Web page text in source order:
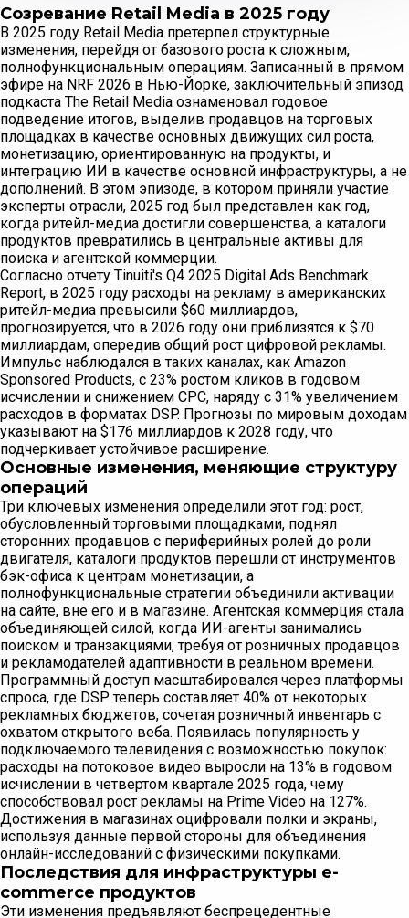
Созревание Retail Media в 2025 году
В 2025 году Retail Media претерпел структурные
изменения, перейдя от базового роста к сложным,
полнофункциональным операциям. Записанный в прямом
эфире на NRF 2026 в Нью-Йорке, заключительный эпизод
подкаста The Retail Media ознаменовал годовое
подведение итогов, выделив продавцов на торговых
площадках в качестве основных движущих сил роста,
монетизацию, ориентированную на продукты, и
интеграцию ИИ в качестве основной инфраструктуры, а не
дополнений. В этом эпизоде, в котором приняли участие
эксперты отрасли, 2025 год был представлен как год,
когда ритейл-медиа достигли совершенства, а каталоги
продуктов превратились в центральные активы для
поиска и агентской коммерции.
Согласно отчету Tinuiti's Q4 2025 Digital Ads Benchmark
Report, в 2025 году расходы на рекламу в американских
ритейл-медиа превысили $60 миллиардов,
прогнозируется, что в 2026 году они приблизятся к $70
миллиардам, опередив общий рост цифровой рекламы.
Импульс наблюдался в таких каналах, как Amazon
Sponsored Products, с 23% ростом кликов в годовом
исчислении и снижением CPC, наряду с 31% увеличением
расходов в форматах DSP. Прогнозы по мировым доходам
указывают на $176 миллиардов к 2028 году, что
подчеркивает устойчивое расширение.
Основные изменения, меняющие структуру
операций
Три ключевых изменения определили этот год: рост,
обусловленный торговыми площадками, поднял
сторонних продавцов с периферийных ролей до роли
двигателя, каталоги продуктов перешли от инструментов
бэк-офиса к центрам монетизации, а
полнофункциональные стратегии объединили активации
на сайте, вне его и в магазине. Агентская коммерция стала
объединяющей силой, когда ИИ-агенты занимались
поиском и транзакциями, требуя от розничных продавцов
и рекламодателей адаптивности в реальном времени.
Программный доступ масштабировался через платформы
спроса, где DSP теперь составляет 40% от некоторых
рекламных бюджетов, сочетая розничный инвентарь с
охватом открытого веба. Появилаcь популярность у
подключаемого телевидения с возможностью покупок:
расходы на потоковое видео выросли на 13% в годовом
исчислении в четвертом квартале 2025 года, чему
способствовал рост рекламы на Prime Video на 127%.
Достижения в магазинах оцифровали полки и экраны,
используя данные первой стороны для объединения
онлайн-исследований с физическими покупками.
Последствия для инфраструктуры e-
commerce продуктов
Эти изменения предъявляют беспрецедентные